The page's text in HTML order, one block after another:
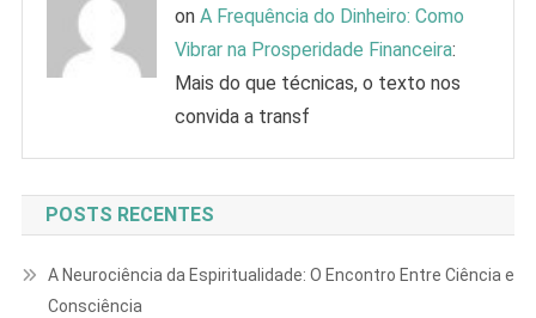
onA Frequência do Dinheiro: Como
Vibrar na Prosperidade Financeira:
Mais do que técnicas, o texto nos
convida a transf
POSTS RECENTES
A Neurociência da Espiritualidade: O Encontro Entre Ciência e
Consciência